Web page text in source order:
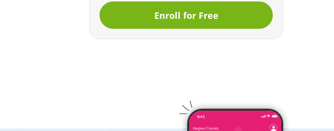
Enroll for Free